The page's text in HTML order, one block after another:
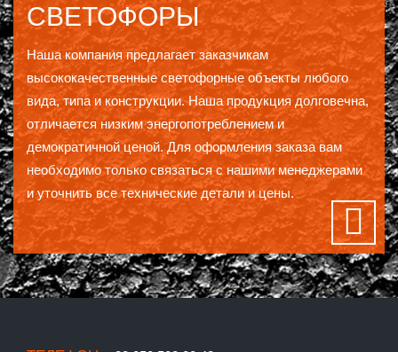
СВЕТОФОРЫ
Наша компания предлагает заказчикам
высококачественные светофорные объекты любого
вида, типа и конструкции. Наша продукция долговечна,
отличается низким энергопотреблением и
демократичной ценой. Для оформления заказа вам
необходимо только связаться с нашими менеджерами
и уточнить все технические детали и цены.